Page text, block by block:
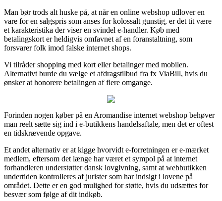
Man bør trods alt huske på, at når en online webshop udlover en
vare for en salgspris som anses for kolossalt gunstig, er det tit være
et karakteristika der viser en svindel e-handler. Køb med
betalingskort er heldigvis omfavnet af en foranstaltning, som
forsvarer folk imod falske internet shops.
Vi tilråder shopping med kort eller betalinger med mobilen.
Alternativt burde du vælge et afdragstilbud fra fx ViaBill, hvis du
ønsker at honorere betalingen af flere omgange.
Forinden nogen køber på en Aromandise internet webshop behøver
man reelt sætte sig ind i e-butikkens handelsaftale, men det er oftest
en tidskrævende opgave.
Et andet alternativ er at kigge hvorvidt e-forretningen er e-mærket
medlem, eftersom det længe har været et sympol på at internet
forhandleren understøtter dansk lovgivning, samt at webbutikken
undertiden kontrolleres af jurister som har indsigt i lovene på
området. Dette er en god mulighed for støtte, hvis du udsættes for
besvær som følge af dit indkøb.